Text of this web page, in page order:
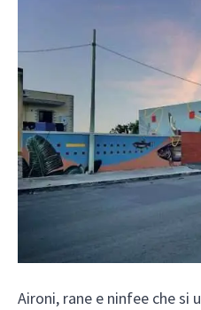
Aironi, rane e ninfee che si